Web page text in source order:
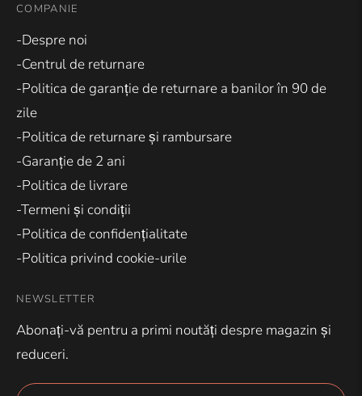
COMPANIE
-Despre noi
-Centrul de returnare
-Politica de garanție de returnare a banilor în 90 de
zile
-Politica de returnare și rambursare
-Garanție de 2 ani
-Politica de livrare
-Termeni și condiții
-Politica de confidențialitate
-Politica privind cookie-urile
NEWSLETTER
Abonați-vă pentru a primi noutăți despre magazin și
reduceri.